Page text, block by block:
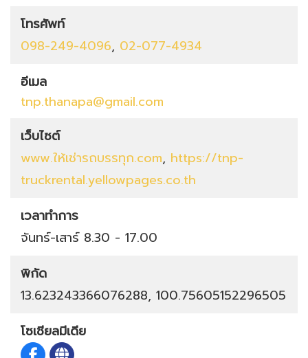
โทรศัพท์
098-249-4096, 02-077-4934
อีเมล
tnp.thanapa@gmail.com
เว็บไซต์
www.ให้เช่ารถบรรทุก.com, https://tnp-
truckrental.yellowpages.co.th
เวลาทำการ
จันทร์-เสาร์ 8.30 - 17.00
พิกัด
13.623243366076288, 100.75605152296505
โซเชียลมีเดีย